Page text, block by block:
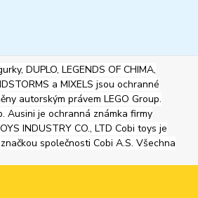
DUPLO, LEGENDS OF CHIMA,
a MIXELS jsou ochranné
autorským právem LEGO Group.
Ausini je ochranná známka firmy
INDUSTRY CO., LTD Cobi toys je
společnosti Cobi A.S. Všechna